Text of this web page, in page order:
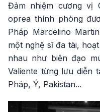
Đảm nhiệm cương vị
oprea thính phòng
Pháp Marcelino
một nghệ sĩ đa tài,
nhau như biên đạo
Valiente từng lưu diễn
Pháp, Ý, Pakistan...